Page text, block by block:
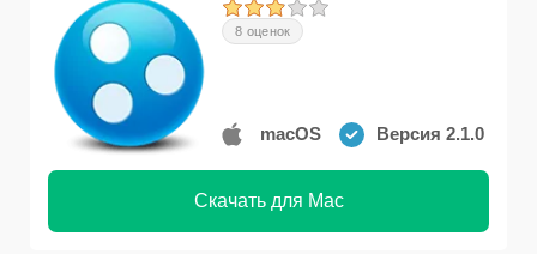
8 оценок
macOS Версия 2.1.0
Скачать для Mac